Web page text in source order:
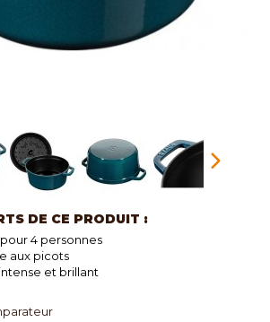
DE CE PRODUIT :
4 personnes
aux picots
et brillant